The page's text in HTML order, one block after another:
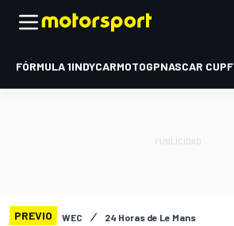
FÓRMULA 1INDYCARMOTOGPNASCAR CUP
PREVIO WEC 24 Horas de Le Mans